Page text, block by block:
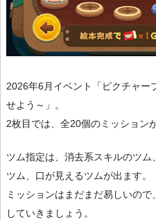
2026年6月イベント「ピクチャー
せよう～」。
2枚目では、全20個のミッション
ツム指定は、消去系スキルのツ
ツム、口が見えるツムが出ます。
ミッションはまだまだ易しいの
していきましょう。